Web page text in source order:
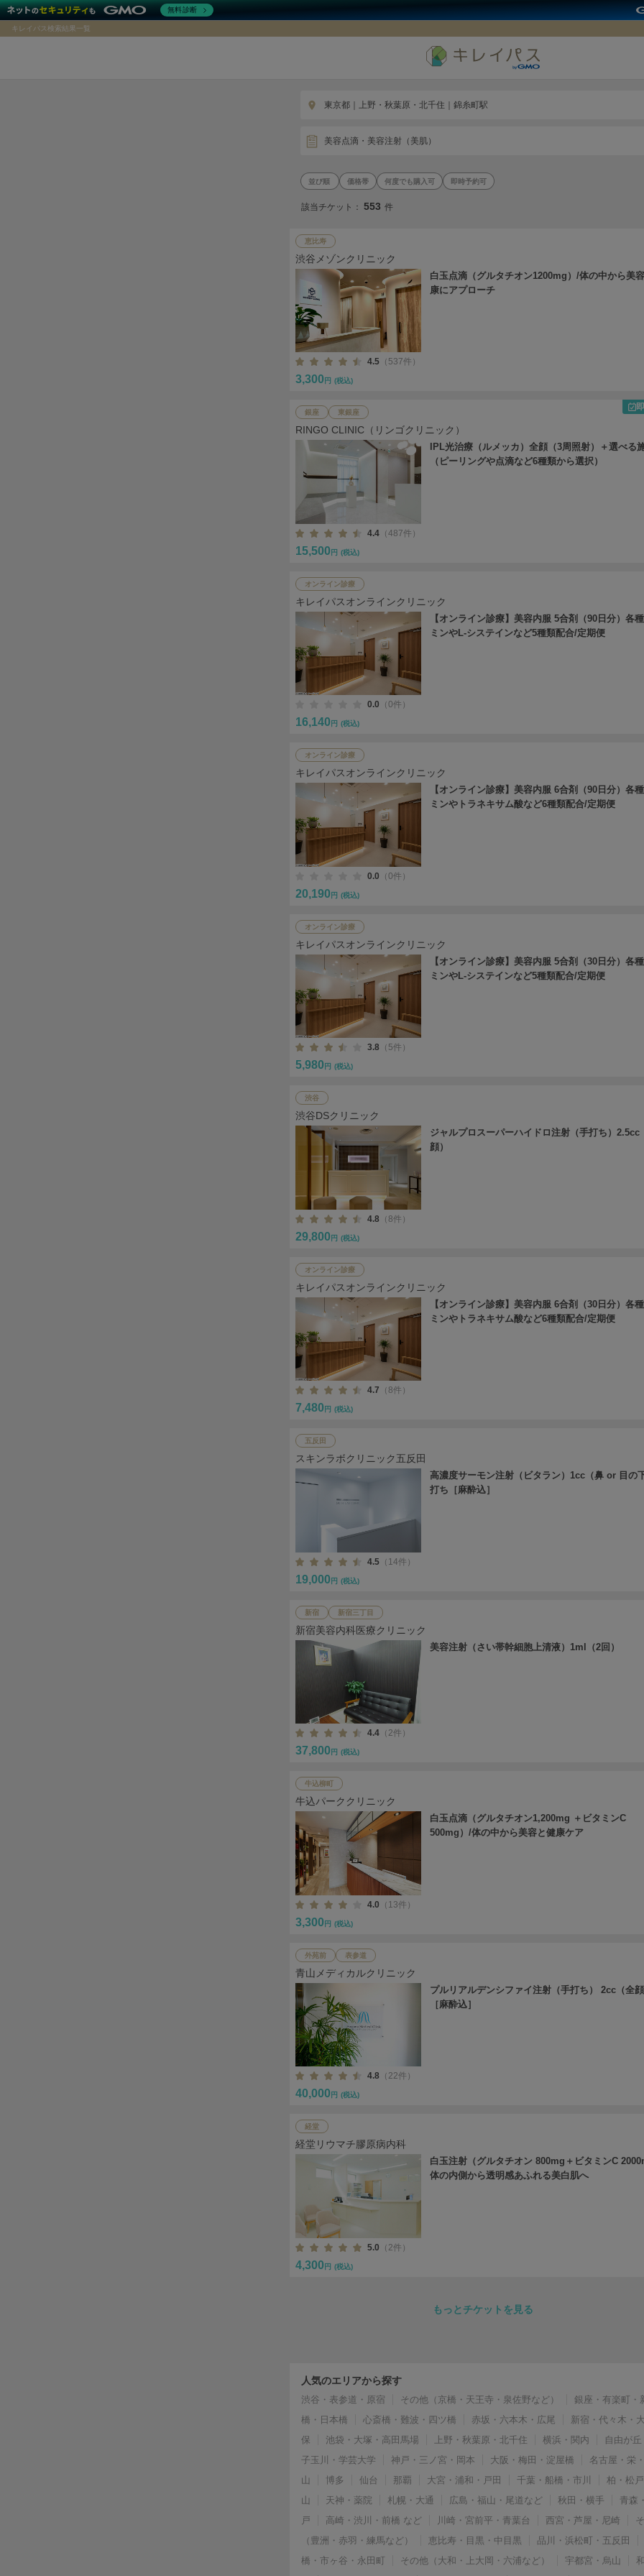
キレイパス検索結果一覧
東京都｜上野・秋葉原・北千住｜錦糸町駅
美容点滴・美容注射（美肌）
価格帯 何度でも購入可 即時予約可
該当チケット：553 件
恵比寿
渋谷メゾンクリニック
白玉点滴（グルタチオン1200mg）/体の中から美
康にアプローチ
4.5 （537件）
3,300 円 (税込)
銀座 東銀座
RINGO CLINIC（リンゴクリニック）
IPL光治療（ルメッカ）全顔（3周照射）＋選べる
（ピーリングや点滴など6種類から選択）
4.4 （487件）
15,500 円 (税込)
オンライン診療
キレイパスオンラインクリニック
【オンライン診療】美容内服 5合剤（90日分）各
ミンやL-システインなど5種類配合/定期便
0.0 （0件）
16,140 円 (税込)
オンライン診療
キレイパスオンラインクリニック
【オンライン診療】美容内服 6合剤（90日分）各
ミンやトラネキサム酸など6種類配合/定期便
0.0 （0件）
20,190 円 (税込)
オンライン診療
キレイパスオンラインクリニック
【オンライン診療】美容内服 5合剤（30日分）各
ミンやL-システインなど5種類配合/定期便
3.8 （5件）
5,980 円 (税込)
渋谷
渋谷DSクリニック
ジャルプロスーパーハイドロ注射（手打ち）2.5cc
顔）
4.8 （8件）
29,800 円 (税込)
オンライン診療
キレイパスオンラインクリニック
【オンライン診療】美容内服 6合剤（30日分）各
ミンやトラネキサム酸など6種類配合/定期便
4.7 （8件）
7,480 円 (税込)
五反田
スキンラボクリニック五反田
高濃度サーモン注射（ビタラン）1cc（鼻 or 目の
打ち［麻酔込］
4.5 （14件）
19,000 円 (税込)
新宿 新宿三丁目
新宿美容内科医療クリニック
美容注射（さい帯幹細胞上清液）1ml（2回）
4.4 （2件）
37,800 円 (税込)
牛込柳町
牛込パーククリニック
白玉点滴（グルタチオン1,200mg ＋ビタミンC
500mg）/体の中から美容と健康ケア
4.0 （13件）
3,300 円 (税込)
外苑前 表参道
青山メディカルクリニック
プルリアルデンシファイ注射（手打ち） 2cc（全
［麻酔込］
4.8 （22件）
40,000 円 (税込)
経堂
経堂リウマチ膠原病内科
白玉注射（グルタチオン 800mg＋ビタミンC
体の内側から透明感あふれる美白肌へ
5.0 （2件）
4,300 円 (税込)
もっとチケットを見る
人気のエリアから探す
渋谷・表参道・原宿 その他（京橋・天王寺・泉佐野など）
銀座・有楽町・
橋・日本橋
心斎橋・難波・四ツ橋 赤坂・六本木・広尾
新宿・代々木・
保
池袋・大塚・高田馬場 上野・秋葉原・北千住 横浜・関内
自由が
子玉川・学芸大学
神戸・三ノ宮・岡本 大阪・梅田・淀屋橋
名古屋・栄
山
博多 仙台 那覇 大宮・浦和・戸田 千葉・船橋・市川
柏・松
山
天神・薬院 札幌・大通 広島・福山・尾道など 秋田・横手
青森
戸
高崎・渋川・前橋 など 川崎・宮前平・青葉台 西宮・芦屋・尼崎
（豊洲・赤羽・練馬など）
恵比寿・目黒・中目黒
品川・浜松町・五反田
橋・市ヶ谷・永田町
その他（大和・上大岡・六浦など） 宇都宮・烏山
無料診断